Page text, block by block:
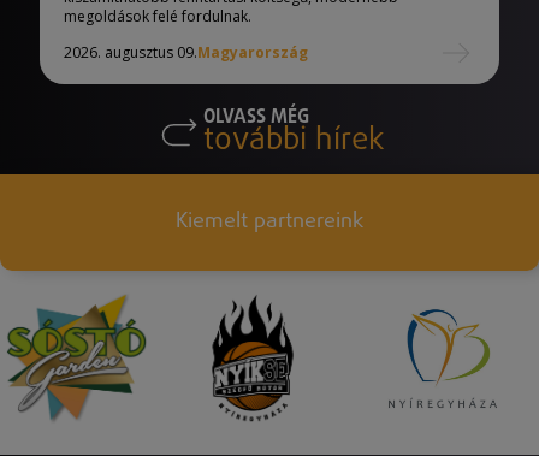
megoldások felé fordulnak.
2026. augusztus 09.Magyarország
OLVASS MÉG
további hírek
Kiemelt partnereink